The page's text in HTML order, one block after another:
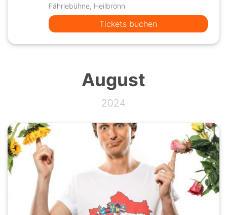
Fährlebühne, Heilbronn
Tickets buchen
August
2024